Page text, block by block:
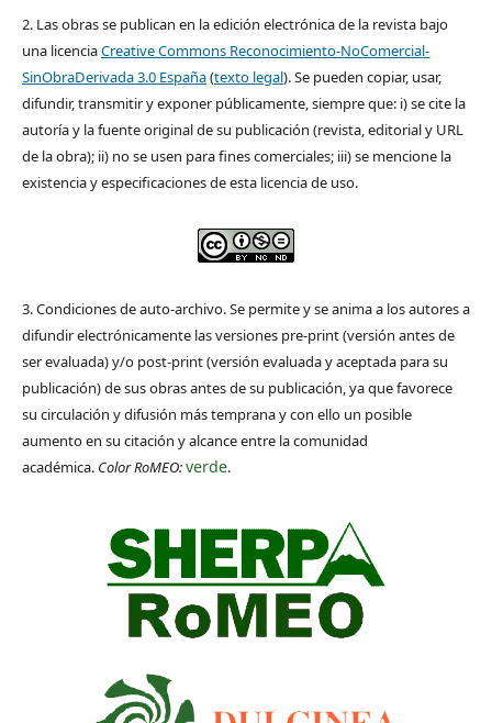
2. Las obras se publican en la edición electrónica de la revista bajo
una licenciaCreative Commons Reconocimiento-NoComercial-
SinObraDerivada 3.0 España(texto legal). Se pueden copiar, usar,
difundir, transmitir y exponer públicamente, siempre que: i) se cite la
autoría y la fuente original de su publicación (revista, editorial y URL
de la obra); ii) no se usen para fines comerciales; iii) se mencione la
existencia y especificaciones de esta licencia de uso.
3. Condiciones de auto-archivo. Se permite y se anima a los autores a
difundir electrónicamente las versiones pre-print (versión antes de
ser evaluada) y/o post-print (versión evaluada y aceptada para su
publicación) de sus obras antes de su publicación, ya que favorece
su circulación y difusión más temprana y con ello un posible
aumento en su citación y alcance entre la comunidad
académica. Color RoMEO:verde.